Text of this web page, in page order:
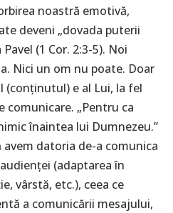
noastră emotivă,
deveni „dovada puterii
(1 Cor. 2:3-5). Noi
Nici un om nu poate. Doar
(conținutul) e al Lui, la fel
comunicare. „Pentru ca
înaintea lui Dumnezeu.”
avem datoria de-a comunica
(adaptarea în
vârstă, etc.), ceea ce
a comunicării mesajului,